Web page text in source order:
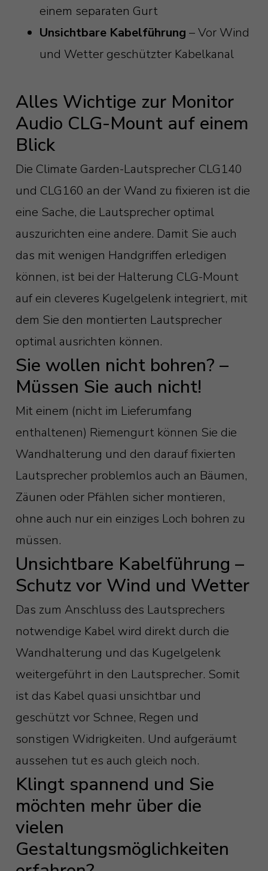
einem separaten Gurt
Unsichtbare Kabelführung – Vor Wind
und Wetter geschützter Kabelkanal
Alles Wichtige zur Monitor
Audio CLG-Mount auf einem
Blick
Die Climate Garden-Lautsprecher CLG140
und CLG160 an der Wand zu fixieren ist die
eine Sache, die Lautsprecher optimal
auszurichten eine andere. Damit Sie auch
das mit wenigen Handgriffen erledigen
können, ist bei der Halterung CLG-Mount
auf ein cleveres Kugelgelenk integriert, mit
dem Sie den montierten Lautsprecher
optimal ausrichten können.
Sie wollen nicht bohren? –
Müssen Sie auch nicht!
Mit einem (nicht im Lieferumfang
enthaltenen) Riemengurt können Sie die
Wandhalterung und den darauf fixierten
Lautsprecher problemlos auch an Bäumen,
Zäunen oder Pfählen sicher montieren,
ohne auch nur ein einziges Loch bohren zu
müssen.
Unsichtbare Kabelführung –
Schutz vor Wind und Wetter
Das zum Anschluss des Lautsprechers
notwendige Kabel wird direkt durch die
Wandhalterung und das Kugelgelenk
weitergeführt in den Lautsprecher. Somit
ist das Kabel quasi unsichtbar und
geschützt vor Schnee, Regen und
sonstigen Widrigkeiten. Und aufgeräumt
aussehen tut es auch gleich noch.
Klingt spannend und Sie
möchten mehr über die
vielen
Gestaltungsmöglichkeiten